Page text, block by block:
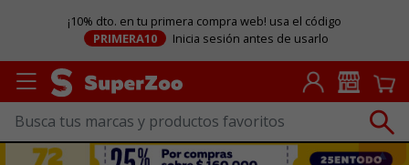
¡10% dto. en tu primera compra web! usa el código
PRIMERA10
Inicia sesión antes de usarlo